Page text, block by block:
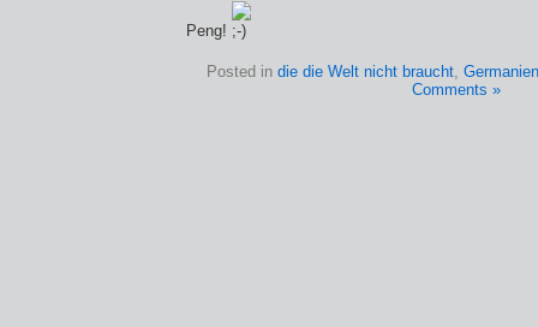
Peng!
Posted in die die Welt nicht braucht, Germanien
Comments »